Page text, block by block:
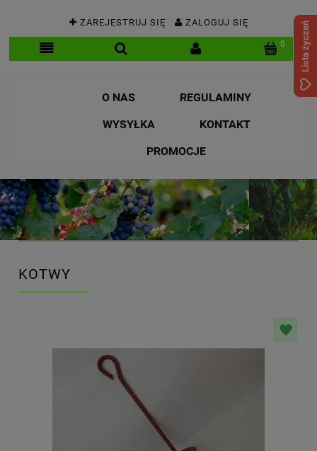
ZAREJESTRUJ SIĘ ZALOGUJ SIĘ
O NAS
REGULAMINY
WYSYŁKA
KONTAKT
PROMOCJE
KOTWY
Lista życzeń